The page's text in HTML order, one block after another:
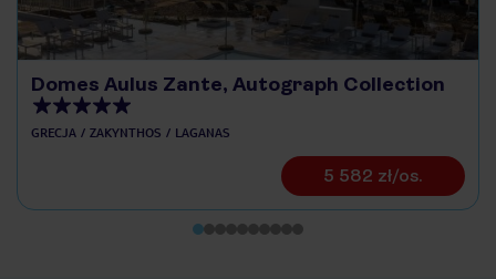
Domes Aulus Zante, Autograph Collection
GRECJA ZAKYNTHOS LAGANAS
5 582 zł/os.